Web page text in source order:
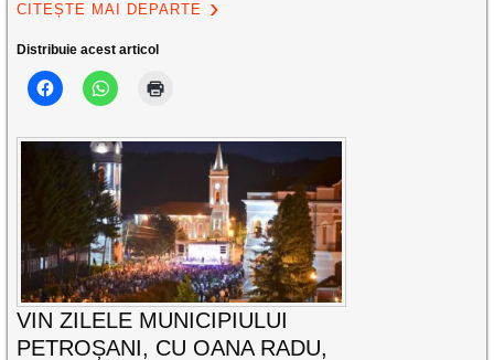
CITEȘTE MAI DEPARTE
Distribuie acest articol
VIN ZILELE MUNICIPIULUI
PETROȘANI, CU OANA RADU,